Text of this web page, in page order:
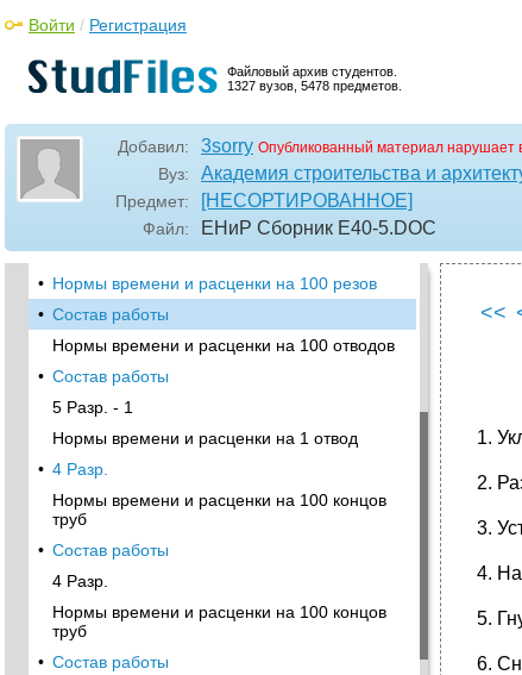
Файловый архив студентов.
1327 вузов, 5478 предметов.
Войти / Регистрация
Добавил: 3sorry Опубликованный материал нарушает
Вуз: Академия строительства и
Предмет: [НЕСОРТИРОВАННОЕ]
Файл: ЕНиР Сборник Е40-5.DOC
Состав работы
• Нормы времени и расценки на 100 деталей
Состав работы
4 Разр.
Нормы времени и расценки на 100 резов
•
Нормы времени и расценки на 100 резов
Нормы времени и расценки на 100 резов
• Нормы времени и расценки на 100 резов
• Нормы времени и расценки на 100 резов
• Состав работы
Нормы времени и расценки на 100 отводов
• Состав работы
5 Разр. - 1
Нормы времени и расценки на 1 отвод
• 4 Разр.
Нормы времени и расценки на 100 концов
труб
• Состав работы
4 Разр.
Нормы времени и расценки на 100 концов
труб
• Состав работы
<<
1.
2.
3.
4.
5.
6.